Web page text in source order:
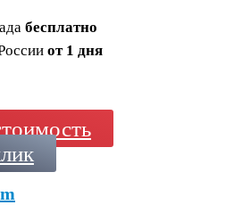
бесплатно
от 1 дня